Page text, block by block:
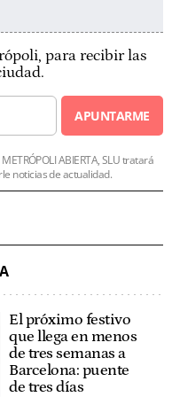
para recibir las
APUNTARME
ABIERTA, SLU tratará
noticias de actualidad.
El próximo festivo
que llega en menos
de tres semanas a
Barcelona: puente
de tres días